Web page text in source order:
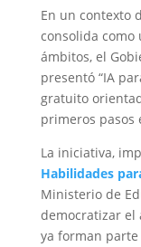
En un contexto
consolida
ámbitos, el
presentó “IA
gratuito
primeros pasos
La iniciativa,
Habilidades
Ministerio de
democratizar el
ya forman parte